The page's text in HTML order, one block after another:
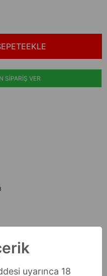
SİPARİŞ VER
Bisiklet Yaka
uyarınca 18